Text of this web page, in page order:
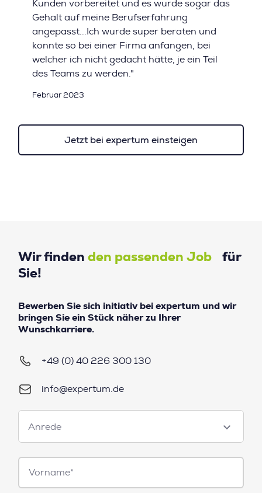
Kunden vorbereitet und es wurde sogar das
Gehalt auf meine Berufserfahrung
angepasst...Ich wurde super beraten und
konnte so bei einer Firma anfangen, bei
welcher ich nicht gedacht hätte, je ein Teil
des Teams zu werden."
Februar 2023
Jetzt bei expertum einsteigen
Wir finden den passenden Job für
Sie!
Bewerben Sie sich initiativ bei expertum und wir
bringen Sie ein Stück näher zu Ihrer
Wunschkarriere.
+49 (0) 40 226 300 130
info@expertum.de
Anrede
Anrede
Vorname*